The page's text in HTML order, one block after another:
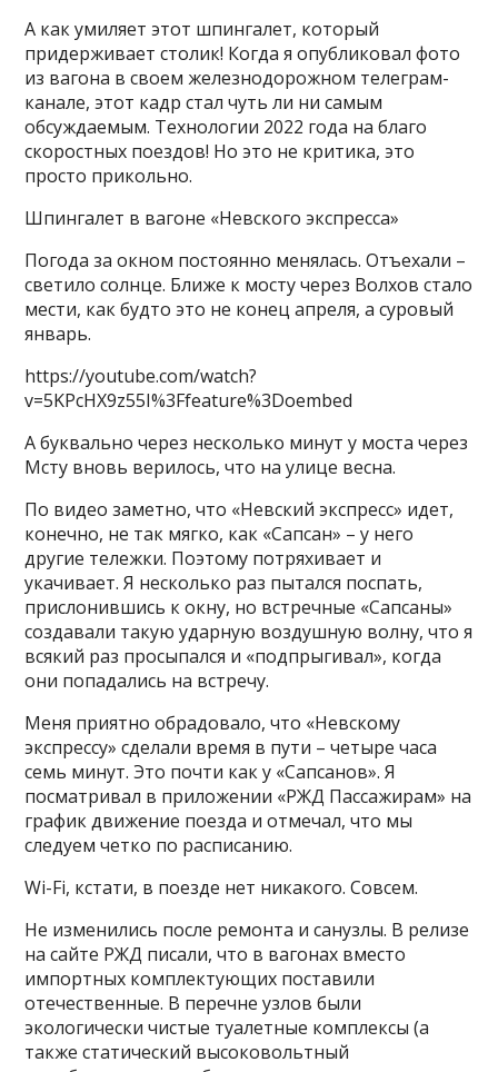
А как умиляет этот шпингалет, который
придерживает столик! Когда я опубликовал фото
из вагона в своем железнодорожном телеграм-
канале, этот кадр стал чуть ли ни самым
обсуждаемым. Технологии 2022 года на благо
скоростных поездов! Но это не критика, это
просто прикольно.
Шпингалет в вагоне «Невского экспресса»
Погода за окном постоянно менялась. Отъехали –
светило солнце. Ближе к мосту через Волхов стало
мести, как будто это не конец апреля, а суровый
январь.
https://youtube.com/watch?
v=5KPcHX9z55I%3Ffeature%3Doembed
А буквально через несколько минут у моста через
Мсту вновь верилось, что на улице весна.
По видео заметно, что «Невский экспресс» идет,
конечно, не так мягко, как «Сапсан» – у него
другие тележки. Поэтому потряхивает и
укачивает. Я несколько раз пытался поспать,
прислонившись к окну, но встречные «Сапсаны»
создавали такую ударную воздушную волну, что я
всякий раз просыпался и «подпрыгивал», когда
они попадались на встречу.
Меня приятно обрадовало, что «Невскому
экспрессу» сделали время в пути – четыре часа
семь минут. Это почти как у «Сапсанов». Я
посматривал в приложении «РЖД Пассажирам» на
график движение поезда и отмечал, что мы
следуем четко по расписанию.
Wi-Fi, кстати, в поезде нет никакого. Совсем.
Не изменились после ремонта и санузлы. В релизе
на сайте РЖД писали, что в вагонах вместо
импортных комплектующих поставили
отечественные. В перечне узлов были
экологически чистые туалетные комплексы (а
также статический высоковольтный